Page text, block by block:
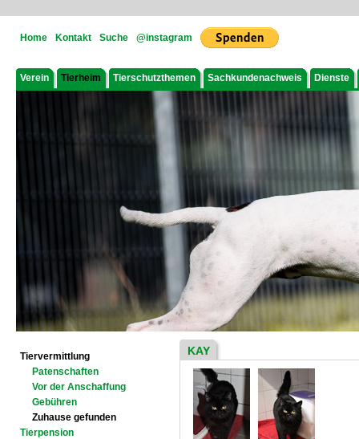
Home Kontakt Suche @instagram
Verein Tierheim Tierschutzthemen Sachkundenachweis Dienste
Tiervermittlung
Patenschaften
Vor der Anschaffung
Gebühren
Zuhause gefunden
Tierpension
KAY